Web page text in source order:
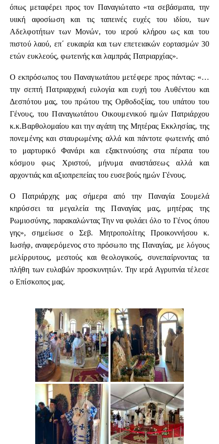
όπως μεταφέρει προς τον Παναγιώτατο «τα σεβάσματα, την
υιική αφοσίωση και τις ταπεινές ευχές του ιδίου, των
Αδελφοτήτων των Μονών, του ιερού κλήρου ως και του
πιστού λαού, επ΄ ευκαιρία και των επετειακών εορτασμών 30
ετών ευκλεούς, φωτεινής και λαμπράς Πατριαρχίας».
Ο εκπρόσωπος του Παναγιωτάτου μετέφερε προς πάντας: «…
την σεπτή Πατριαρχική ευλογία και ευχή του Αυθέντου και
Δεσπότου μας, του πρώτου της Ορθοδοξίας, του υπάτου του
Γένους, του Παναγιωτάτου Οικουμενικού ημών Πατριάρχου
κ.κ.Βαρθολομαίου και την αγάπη της Μητέρας Εκκλησίας, της
πονεμένης και σταυρωμένης αλλά και πάντοτε φωτεινής από
το μαρτυρικό Φανάρι και εξακτινούσης στα πέρατα του
κόσμου φως Χριστού, μήνυμα αναστάσεως αλλά και
αρχοντιάς και αξιοπρεπείας του ευσεβούς ημών Γένους.
Ο Πατριάρχης μας σήμερα από την Παναγία Σουμελά
κηρύσσει τα μεγαλεία της Παναγίας μας, μητέρας της
Ρωμιοσύνης, παρακαλώντας Την να φυλάει όλο το Γένος όπου
γης», σημείωσε ο Σεβ. Μητροπολίτης Προικοννήσου κ.
Ιωσήφ, αναφερόμενος στο πρόσωπο της Παναγίας, με λόγους
μελίρρυτους, μεστούς και θεολογικούς, συνεπαίρνοντας τα
πλήθη των ευλαβών προσκυνητών. Την ιερά Αγρυπνία τέλεσε
ο Επίσκοπος μας.